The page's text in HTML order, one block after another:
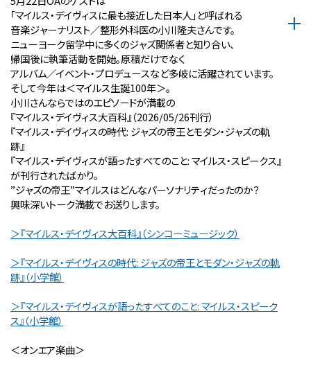
「マイルス・デイヴィスに最も接近した日本人」と呼ばれる
音楽ジャーナリスト／整形外科医の小川隆夫さんです。
ニューヨーク留学中に多くのジャズ関係者と知り合い、
帰国後に執筆活動を開始。原稿だけでなく
アルバム／イベント・プロデュースなど多岐に活躍されています。
そして今年は＜マイルス生誕100年＞。
小川さんならではのエピソードが満載の
『マイルス・デイヴィス大百科』（2026/05/26刊行）
『マイルス・デイヴィスの時代: ジャズの帝王とモダン・ジャズの軌
跡』
『マイルス・デイヴィスが語ったすべてのこと: マイルス・スピークス』
が刊行されたばかり。
”ジャズの帝王”マイルスはどんなパーソナリティだったのか？
興味深いトーク満載でお送りします。
＞『マイルス・デイヴィス大百科』（シンコーミュージック）
＞『マイルス・デイヴィスの時代: ジャズの帝王とモダン・ジャズの軌
跡』（小学館）
＞『マイルス・デイヴィスが語ったすべてのこと: マイルス・スピーク
ス』（小学館）
＜オンエア楽曲＞